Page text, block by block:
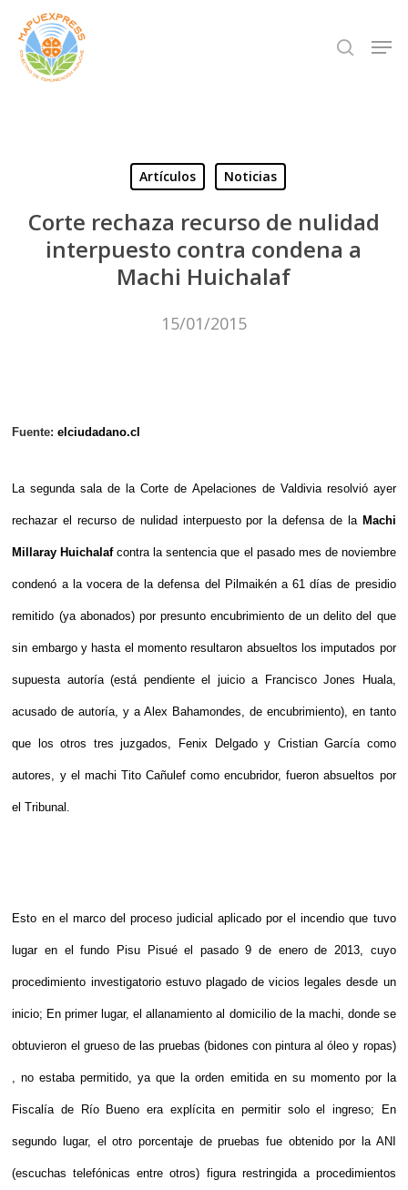
Skip
main
search
Artículos Noticias
Corte rechaza recurso de nulidad
interpuesto contra condena a
Machi Huichalaf
15/01/2015
Fuente:elciudadano.cl
La segunda sala de la Corte de Apelaciones de Valdivia resolvió ayer
rechazar el recurso de nulidad interpuesto por la defensa de la Machi
Millaray Huichalafcontra la sentencia que el pasado mes de noviembre
condenó a la vocera de la defensa del Pilmaikén a 61 días de presidio
remitido (ya abonados) por presunto encubrimiento de un delito del que
sin embargo y hasta el momento resultaron absueltos los imputados por
supuesta autoría (está pendiente el juicio a Francisco Jones Huala,
acusado de autoría, y a Alex Bahamondes, de encubrimiento), en tanto
que los otros tres juzgados, Fenix Delgado y Cristian García como
autores, y el machi Tito Cañulef como encubridor, fueron absueltos por
el Tribunal.
Esto en el marco del proceso judicial aplicado por el incendio que tuvo
lugar en el fundo Pisu Pisué el pasado 9 de enero de 2013, cuyo
procedimiento investigatorio estuvo plagado de vicios legales desde un
inicio; En primer lugar, el allanamiento al domicilio de la machi, donde se
obtuvieron el grueso de las pruebas (bidones con pintura al óleo y ropas)
, no estaba permitido, ya que la orden emitida en su momento por la
Fiscalía de Río Bueno era explícita en permitir solo el ingreso; En
segundo lugar, el otro porcentaje de pruebas fue obtenido por la ANI
(escuchas telefónicas entre otros) figura restringida a procedimientos
Close